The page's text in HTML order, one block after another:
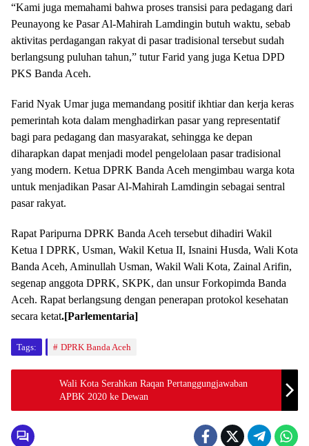
“Kami juga memahami bahwa proses transisi para pedagang dari
Peunayong ke Pasar Al-Mahirah Lamdingin butuh waktu, sebab
aktivitas perdagangan rakyat di pasar tradisional tersebut sudah
berlangsung puluhan tahun,” tutur Farid yang juga Ketua DPD
PKS Banda Aceh.
Farid Nyak Umar juga memandang positif ikhtiar dan kerja keras
pemerintah kota dalam menghadirkan pasar yang representatif
bagi para pedagang dan masyarakat, sehingga ke depan
diharapkan dapat menjadi model pengelolaan pasar tradisional
yang modern. Ketua DPRK Banda Aceh mengimbau warga kota
untuk menjadikan Pasar Al-Mahirah Lamdingin sebagai sentral
pasar rakyat.
Rapat Paripurna DPRK Banda Aceh tersebut dihadiri Wakil
Ketua I DPRK, Usman, Wakil Ketua II, Isnaini Husda, Wali Kota
Banda Aceh, Aminullah Usman, Wakil Wali Kota, Zainal Arifin,
segenap anggota DPRK, SKPK, dan unsur Forkopimda Banda
Aceh. Rapat berlangsung dengan penerapan protokol kesehatan
secara ketat.[Parlementaria]
Tags: DPRK Banda Aceh
Wali Kota Serahkan Raqan Pertanggungjawaban
APBK 2020 ke Dewan